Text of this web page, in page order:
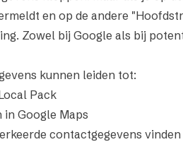
en op de andere
Zowel bij Google als bij
kunnen leiden tot:
Pack
Google Maps
contactgegevens vinden